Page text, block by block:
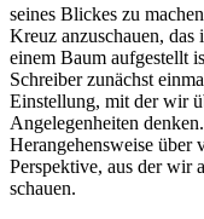
seines Blickes zu
Kreuz anzuschauen,
einem Baum aufgestellt
Schreiber zunächst
Einstellung, mit der wir
Angelegenheiten
Herangehensweise über
Perspektive, aus der wir
schauen.